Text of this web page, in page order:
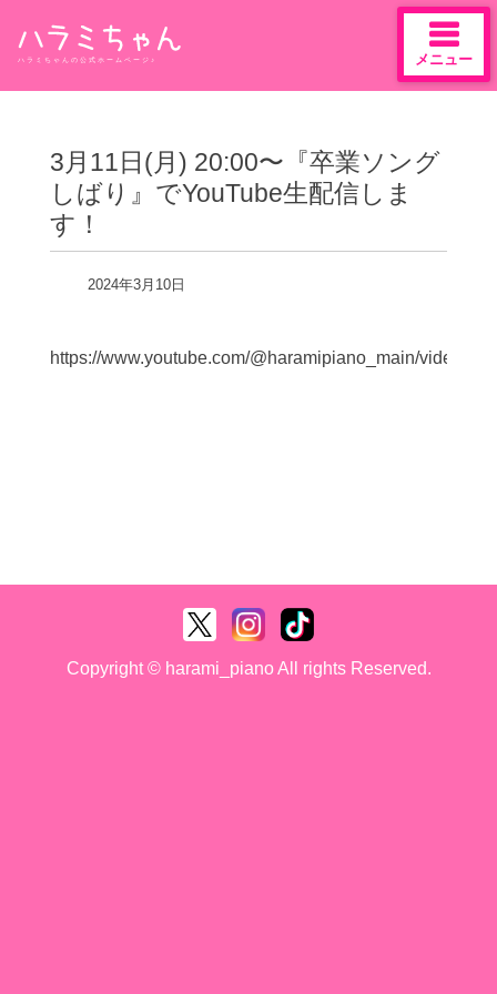
content
ハラミちゃんの公式ホームページ♪ メニュー
3月11日(月) 20:00〜『卒業ソング
しばり』でYouTube生配信しま
す！
2024年3月10日
https://www.youtube.com/@haramipiano_main/videos
Copyright © harami_piano All rights Reserved.